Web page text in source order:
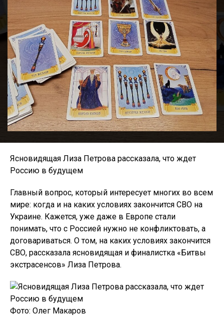
Ясновидящая Лиза Петрова рассказала, что ждет
Россию в будущем
Главный вопрос, который интересует многих во всем
мире: когда и на каких условиях закончится СВО на
Украине. Кажется, уже даже в Европе стали
понимать, что с Россией нужно не конфликтовать, а
договариваться. О том, на каких условиях закончится
СВО, рассказала ясновидящая и финалистка «Битвы
экстрасенсов» Лиза Петрова.
Фото: Олег Макаров